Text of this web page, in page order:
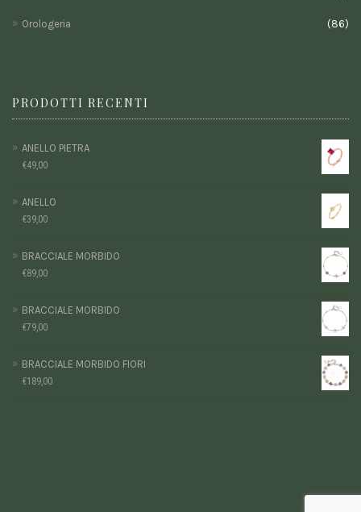
Orologeria (86)
PRODOTTI RECENTI
ANELLO PIETRA
€49,00
ANELLO
€39,00
BRACCIALE MORBIDO
€89,00
BRACCIALE MORBIDO
€79,00
BRACCIALE MORBIDO FIORI
€189,00